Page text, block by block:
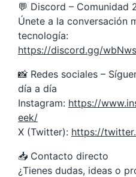
💬 Discord – Comunidad
Únete a la conversación
tecnología:
https://discord.gg/
📸 Redes sociales –
día a día
Instagram: https://
eek/
X (Twitter): https://
📥 Contacto directo
¿Tienes dudas, ideas o